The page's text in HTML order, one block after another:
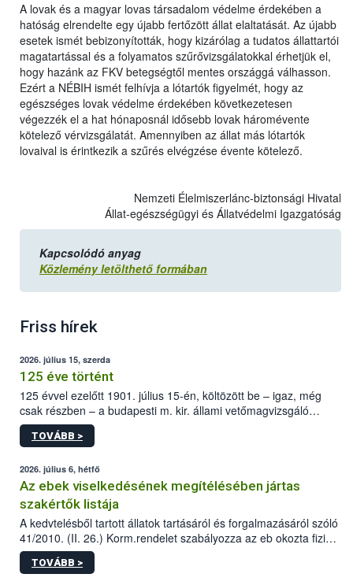
A lovak és a magyar lovas társadalom védelme érdekében a
hatóság elrendelte egy újabb fertőzött állat elaltatását. Az újabb
esetek ismét bebizonyították, hogy kizárólag a tudatos állattartói
magatartással és a folyamatos szűrővizsgálatokkal érhetjük el,
hogy hazánk az FKV betegségtől mentes országgá válhasson.
Ezért a NÉBIH ismét felhívja a lótartók figyelmét, hogy az
egészséges lovak védelme érdekében következetesen
végezzék el a hat hónaposnál idősebb lovak háromévente
kötelező vérvizsgálatát. Amennyiben az állat más lótartók
lovaival is érintkezik a szűrés elvégzése évente kötelező.
Nemzeti Élelmiszerlánc-biztonsági Hivatal
Állat-egészségügyi és Állatvédelmi Igazgatóság
Kapcsolódó anyag
Közlemény letölthető formában
Friss hírek
2026. július 15, szerda
125 éve történt
125 évvel ezelőtt 1901. július 15-én, költözött be – igaz, még
csak részben – a budapesti m. kir. állami vetőmagvizsgáló
állomás a Kis Rókus utca 15. szám alatti, Czigler Győző által
tervezett új épületébe.
TOVÁBB >
2026. július 6, hétfő
Az ebek viselkedésének megítélésében jártas
szakértők listája
A kedvtelésből tartott állatok tartásáról és forgalmazásáról szóló
41/2010. (II. 26.) Korm.rendelet szabályozza az eb okozta fizikai
sérülés, illetve ennek veszélye keletkezésekor felmerülő
hatósági feladatokat, valamint a veszélyes eb tartását és annak
TOVÁBB >